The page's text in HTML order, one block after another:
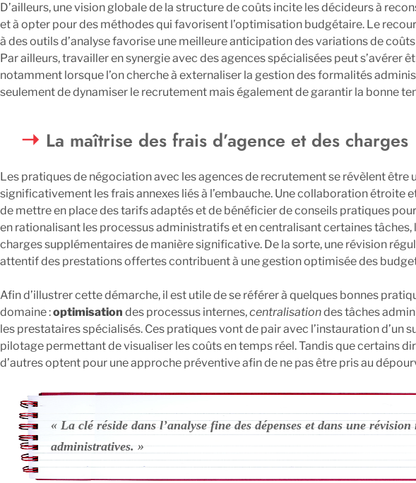
D’ailleurs, une vision globale de la structure de coûts incite les décideurs à
et à opter pour des méthodes qui favorisent l’optimisation budgétaire. Le
à des outils d’analyse favorise une meilleure anticipation des variations de
Par ailleurs, travailler en synergie avec des agences spécialisées peut s’avérer
notamment lorsque l’on cherche à externaliser la gestion des formalités
seulement de dynamiser le recrutement mais également de garantir la bonne
La maîtrise des frais d’agence et des charges
Les pratiques de négociation avec les agences de recrutement se révèlent
significativement les frais annexes liés à l’embauche. Une collaboration étroite
de mettre en place des tarifs adaptés et de bénéficier de conseils pratiques
en rationalisant les processus administratifs et en centralisant certaines
charges supplémentaires de manière significative. De la sorte, une révision
attentif des prestations offertes contribuent à une gestion optimisée des
Afin d’illustrer cette démarche, il est utile de se référer à quelques bonnes
domaine :optimisation des processus internes,centralisationdes tâches
les prestataires spécialisés. Ces pratiques vont de pair avec l’instauration d’un
pilotage permettant de visualiser les coûts en temps réel. Tandis que certains
d’autres optent pour une approche préventive afin de ne pas être pris au
« La clé réside dans l’analyse fine des dépenses et dans une
administratives. »